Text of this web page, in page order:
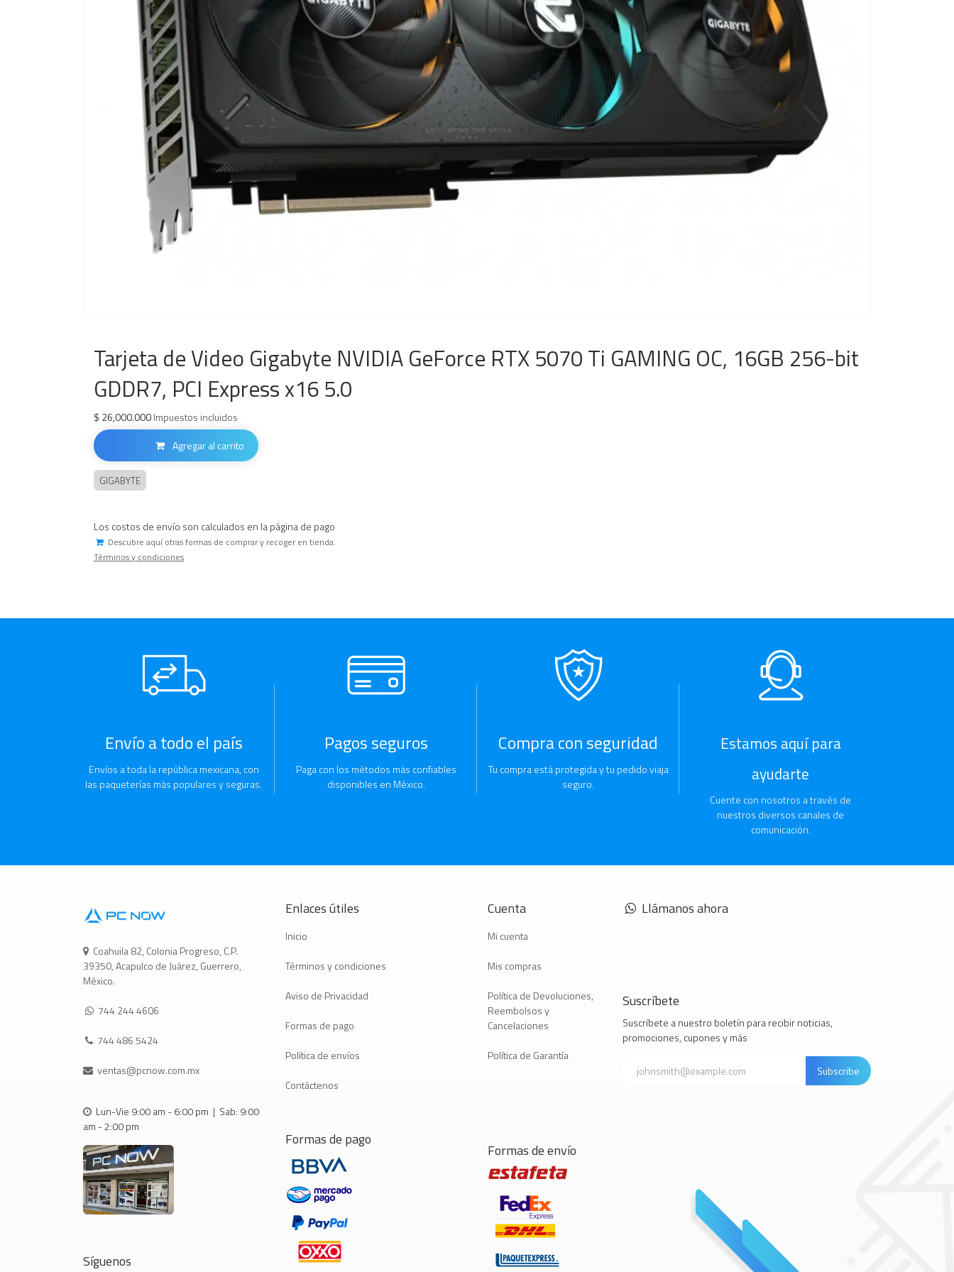
Tarjeta de Video Gigabyte NVIDIA GeForce RTX 5070 Ti GAMING OC, 16GB 256-bit
GDDR7, PCI Express x16 5.0
$ 26,000.000Impuestos incluidos
Agregar al carrito
GIGABYTE
Los costos de envío son calculados en la página de pago
Descubre aquí otras formas de comprar y recoger en tienda.
Términos y condiciones
Envío a todo el país
Envíos a toda la república mexicana, con
las paqueterías más populares y seguras.
Pagos seguros
Paga con los métodos más confiables
disponibles en México.
Compra con seguridad
Tu compra está protegida y tu pedido viaja
seguro.
Estamos aquí para
ayudarte
Cuente con nosotros a través de
nuestros diversos canales de
comunicación.
Coahuila 82, Colonia Progreso, C.P.
39350, Acapulco de Juárez, Guerrero,
México.
744 244 4606
744 486 5424
ventas@pcnow.com.mx
Lun-Vie 9:00 am - 6:00 pm | Sab: 9:00
am - 2:00 pm
Síguenos
Enlaces útiles
Inicio
Términos y condiciones
Aviso de Privacidad
Formas de pago
Política de envíos
Contáctenos
Formas de pago
Cuenta
Mi cuenta
Mis compras
Política de Devoluciones,
Reembolsos y
Cancelaciones
Política de Garantía
Formas de envío
Llámanos ahora
Suscríbete
Suscríbete a nuestro boletín para recibir noticias,
promociones, cupones y más
Subscribe